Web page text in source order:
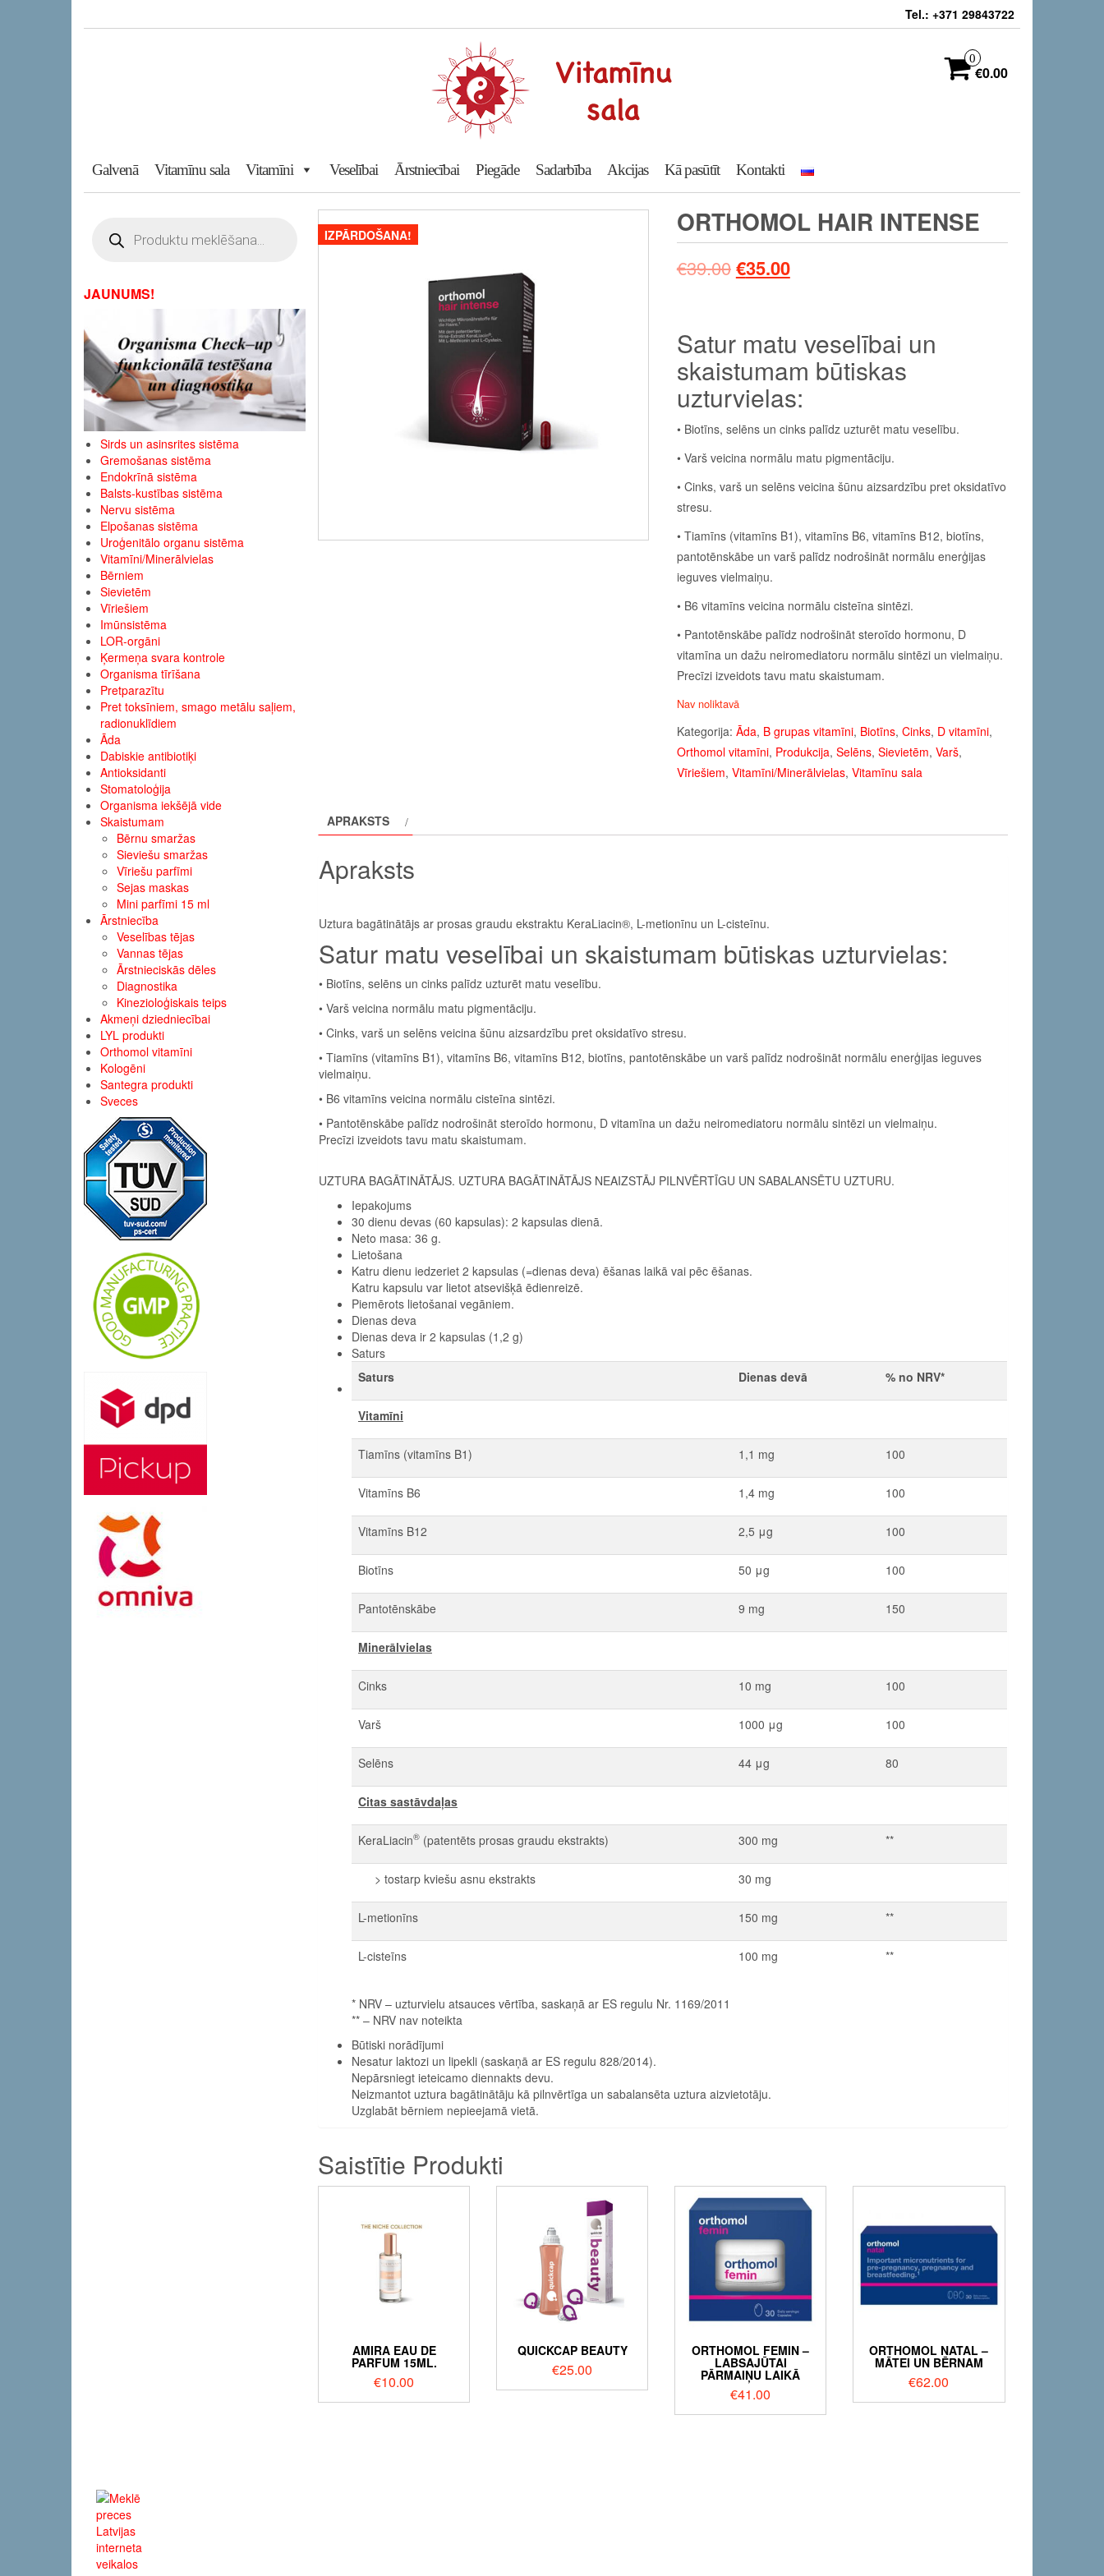
Tel.: +371 29843722
0
€0.00
Galvenā Vitamīnu sala Vitamīni Veselībai Ārstniecībai Piegāde Sadarbība Akcijas Kā pasūtīt Kontakti
search
JAUNUMS!
Sirds un asinsrites sistēma
Gremošanas sistēma
Endokrīnā sistēma
Balsts-kustības sistēma
Nervu sistēma
Elpošanas sistēma
Uroģenitālo organu sistēma
Vitamīni/Minerālvielas
Bērniem
Sievietēm
Vīriešiem
Imūnsistēma
LOR-orgāni
Ķermeņa svara kontrole
Organisma tīrīšana
Pretparazītu
Pret toksīniem, smago metālu saļiem,
radionuklīdiem
Āda
Dabiskie antibiotiķi
Antioksidanti
Stomatoloģija
Organisma iekšējā vide
Skaistumam
Bērnu smaržas
Sieviešu smaržas
Vīriešu parfīmi
Sejas maskas
Mini parfīmi 15 ml
Ārstniecība
Veselības tējas
Vannas tējas
Ārstnieciskās dēles
Diagnostika
Kinezioloģiskais teips
Akmeņi dziedniecībai
LYL produkti
Orthomol vitamīni
Kologēni
Santegra produkti
Sveces
IZPĀRDOŠANA! ORTHOMOL HAIR INTENSE
€39.00€35.00
Satur matu veselībai un
skaistumam būtiskas
uzturvielas:
• Biotīns, selēns un cinks palīdz uzturēt matu veselību.
• Varš veicina normālu matu pigmentāciju.
• Cinks, varš un selēns veicina šūnu aizsardzību pret oksidatīvo
stresu.
• Tiamīns (vitamīns B1), vitamīns B6, vitamīns B12, biotīns,
pantotēnskābe un varš palīdz nodrošināt normālu enerģijas
ieguves vielmaiņu.
• B6 vitamīns veicina normālu cisteīna sintēzi.
• Pantotēnskābe palīdz nodrošināt steroīdo hormonu, D
vitamīna un dažu neiromediatoru normālu sintēzi un vielmaiņu.
Precīzi izveidots tavu matu skaistumam.
Nav noliktavā
Kategorija: Āda, B grupas vitamīni, Biotīns, Cinks, D vitamīni,
Orthomol vitamīni, Produkcija, Selēns, Sievietēm, Varš,
Vīriešiem, Vitamīni/Minerālvielas, Vitamīnu sala
APRAKSTS
Apraksts
Uztura bagātinātājs ar prosas graudu ekstraktu KeraLiacin®, L-metionīnu un L-cisteīnu.
Satur matu veselībai un skaistumam būtiskas uzturvielas:
• Biotīns, selēns un cinks palīdz uzturēt matu veselību.
• Varš veicina normālu matu pigmentāciju.
• Cinks, varš un selēns veicina šūnu aizsardzību pret oksidatīvo stresu.
• Tiamīns (vitamīns B1), vitamīns B6, vitamīns B12, biotīns, pantotēnskābe un varš palīdz nodrošināt normālu enerģijas ieguves
vielmaiņu.
• B6 vitamīns veicina normālu cisteīna sintēzi.
• Pantotēnskābe palīdz nodrošināt steroīdo hormonu, D vitamīna un dažu neiromediatoru normālu sintēzi un vielmaiņu.
Precīzi izveidots tavu matu skaistumam.
UZTURA BAGĀTINĀTĀJS. UZTURA BAGĀTINĀTĀJS NEAIZSTĀJ PILNVĒRTĪGU UN SABALANSĒTU UZTURU.
Iepakojums
30 dienu devas (60 kapsulas): 2 kapsulas dienā.
Neto masa: 36 g.
Lietošana
Katru dienu iedzeriet 2 kapsulas (=dienas deva) ēšanas laikā vai pēc ēšanas.
Katru kapsulu var lietot atsevišķā ēdienreizē.
Piemērots lietošanai vegāniem.
Dienas deva
Dienas deva ir 2 kapsulas (1,2 g)
Saturs
Saturs
Dienas devā % no NRV*
Vitamīni
Tiamīns (vitamīns B1) 1,1 mg 100
Vitamīns B6 1,4 mg 100
Vitamīns B12 2,5 μg 100
Biotīns 50 μg 100
Pantotēnskābe 9 mg 150
Minerālvielas
Cinks 10 mg 100
Varš 1000 μg 100
Selēns 44 μg 80
Citas sastāvdaļas
KeraLiacin® (patentēts prosas graudu ekstrakts) 300 mg **
> tostarp kviešu asnu ekstrakts 30 mg
L-metionīns 150 mg **
L-cisteīns 100 mg **
* NRV – uzturvielu atsauces vērtība, saskaņā ar ES regulu Nr. 1169/2011
** – NRV nav noteikta
Būtiski norādījumi
Nesatur laktozi un lipekli (saskaņā ar ES regulu 828/2014).
Nepārsniegt ieteicamo diennakts devu.
Neizmantot uztura bagātinātāju kā pilnvērtīga un sabalansēta uztura aizvietotāju.
Uzglabāt bērniem nepieejamā vietā.
Saistītie Produkti
AMIRA EAU DE
PARFUM 15ML.
€10.00
QUICKCAP BEAUTY
€25.00
ORTHOMOL FEMIN –
LABSAJŪTAI
PĀRMAIŅU LAIKĀ
€41.00
ORTHOMOL NATAL –
MĀTEI UN BĒRNAM
€62.00